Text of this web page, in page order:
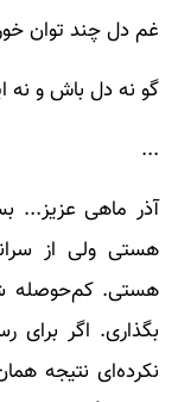
غم دل چند توان
گو نه دل باش و نه
...
آذر ماهی عزیز...
هستی ولی از
هستی. کم‌حوصله
بگذاری. اگر
نکرده‌ای نتیجه